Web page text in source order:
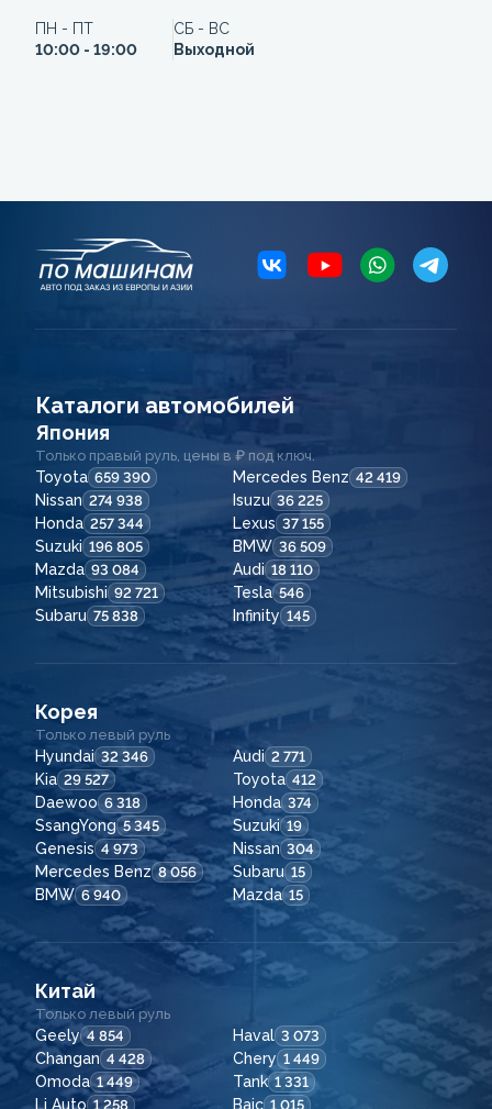
ПН - ПТ
10:00 - 19:00
СБ - ВС
Выходной
Каталоги автомобилей
Япония
Только правый руль, цены в ₽ под ключ.
Toyota 659 390 Mercedes Benz 42 419
Nissan 274 938 Isuzu 36 225
Honda 257 344 Lexus 37 155
Suzuki 196 805 BMW 36 509
Mazda 93 084 Audi 18 110
Mitsubishi 92 721 Tesla 546
Subaru 75 838 Infinity 145
Корея
Только левый руль
Hyundai 32 346 Audi 2 771
Kia 29 527 Toyota 412
Daewoo 6 318 Honda 374
SsangYong 5 345 Suzuki 19
Genesis 4 973 Nissan 304
Mercedes Benz 8 056 Subaru 15
BMW 6 940 Mazda 15
Китай
Только левый руль
Geely 4 854 Haval 3 073
Changan 4 428 Chery 1 449
Omoda 1 449 Tank 1 331
Li Auto 1 258 Baic 1 015